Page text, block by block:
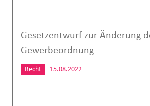
Gesetzentwurf zur Änderung
Gewerbeordnung
Recht 15.08.2022